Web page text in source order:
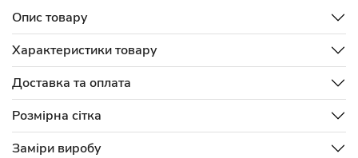
Опис товару
Характеристики товару
Доставка та оплата
Розмірна сітка
Заміри виробу